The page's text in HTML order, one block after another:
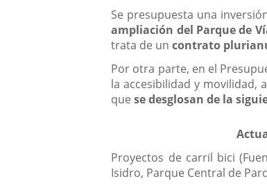
Se presupuesta una
ampliación del Parque de
trata de uncontrato
Por otra parte, en el
la accesibilidad y movilidad,
quese desglosan de la
Proyectos de carril bici
Isidro, Parque Central de